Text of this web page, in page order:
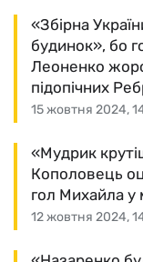
15 жовтня 2024,
«Збірна
будинок», бо
Леоненко
підопічних
12 жовтня 2024,
«Мудрик
Кополовець
гол Михайла у